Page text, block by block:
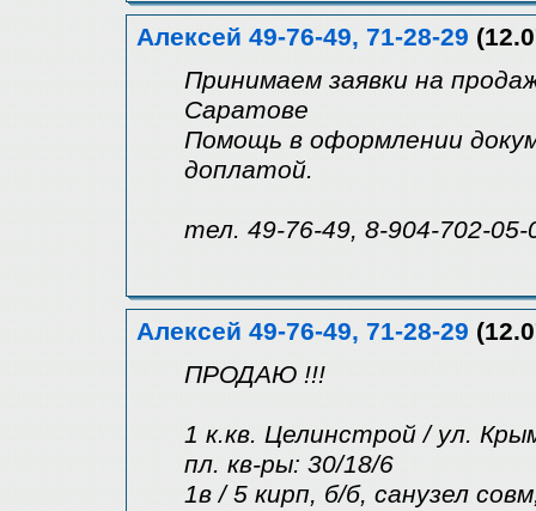
Алексей 49-76-49, 71-28-29
Принимаем заявки на
Саратове
Помощь в оформлении
доплатой.
тел. 49-76-49, 8-904-702-05-
Алексей 49-76-49, 71-28-29
ПРОДАЮ !!!
1 к.кв. Целинстрой / ул.
пл. кв-ры: 30/18/6
1в / 5 кирп, б/б, санузел